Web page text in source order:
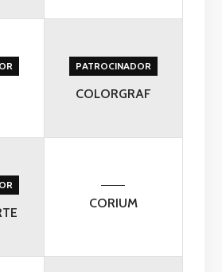
PATROCINADOR
COLORGRAF
CORIUM